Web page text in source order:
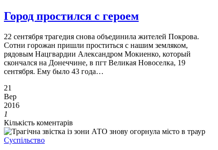
Город простился с героем
22 сентября трагедия снова объединила жителей Покрова.
Сотни горожан пришли проститься с нашим земляком,
рядовым Нацгвардии Александром Мокиенко, который
скончался на Донеччине, в пгт Великая Новоселка, 19
сентября. Ему было 43 года…
21
Вер
2016
1
Кількість коментарів
Суспільство